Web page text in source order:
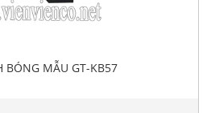
BÓNG MẪU GT-KB57